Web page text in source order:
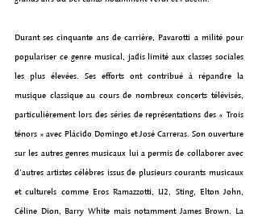
Durant ses cinquante ans de carrière, Pavarotti a milité pour
populariser ce genre musical, jadis limité aux classes sociales
les plus élevées. Ses efforts ont contribué à répandre la
musique classique au cours de nombreux concerts télévisés,
particulièrement lors des séries de représentations des « Trois
ténors » avec Plácido Domingo et José Carreras. Son ouverture
sur les autres genres musicaux lui a permis de collaborer avec
d’autres artistes célèbres issus de plusieurs courants musicaux
et culturels comme Eros Ramazzotti, U2, Sting, Elton John,
Céline Dion, Barry White mais notamment James Brown. La